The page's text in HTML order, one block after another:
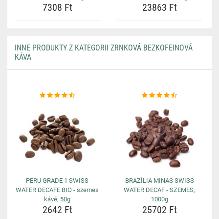
7308 Ft 23863 Ft
INNE PRODUKTY Z KATEGORII ZRNKOVÁ BEZKOFEINOVÁ
KÁVA
PERU GRADE 1 SWISS
WATER DECAFE BIO - szemes
kávé, 50g
2642 Ft
BRAZÍLIA MINAS SWISS
WATER DECAF - SZEMES,
1000g
25702 Ft